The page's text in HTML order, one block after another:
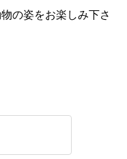
の姿をお楽しみ下さ